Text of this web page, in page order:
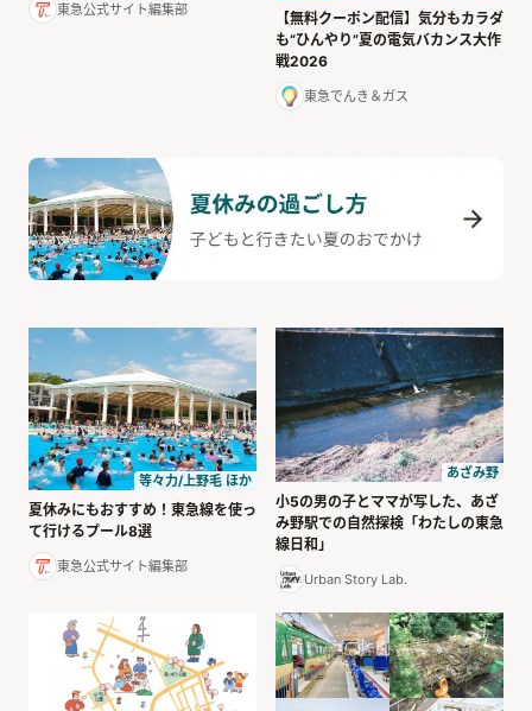
東急公式サイト編集部
【無料クーポン配信】気分もカラダ
も“ひんやり”夏の電気バカンス大作
戦2026
東急でんき＆ガス
等々力/上野毛 ほか
夏休みにもおすすめ！東急線を使っ
て行けるプール8選
東急公式サイト編集部
あざみ野
小5の男の子とママが写した、あざ
み野駅での自然探検「わたしの東急
線日和」
Urban Story Lab.